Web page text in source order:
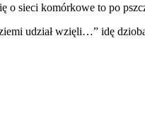
sieci komórkowe to po
udział wzięli…” idę